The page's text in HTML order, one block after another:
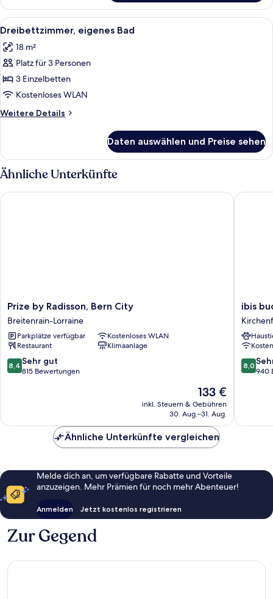
Einzelzimmer,
Gemeinschaftsbad
Alle
Fotos
für
Dreibettzimmer,
eigenes
Bad
anzeigen
Ein ordentlich bezogenes Bett mit
5
Dreibettzimmer, eigenes Bad
18 m²
Platz für 3 Personen
3 Einzelbetten
Kostenloses WLAN
Weitere Details
Weitere
eigenes
Bad
Daten auswählen und Preise sehen
Ähnliche Unterkünfte
Prize
by
Radisson,
Bern
City
Breitenrain-
Lorraine
Prize by Radisson, Bern City
Breitenrain-Lorraine
Parkplätze verfügbar
Kostenloses WLAN
Restaurant
Klimaanlage
8.4
von
Bewertungen
8,4 Sehr gut
815 Bewertungen
Der
Preis
beträgt
133 €
inkl. Steuern & Gebühren
30. Aug.–31. Aug.
Prize by Radisson, Bern City
ibis
budget
Bern
Expo
ibis
8.0
von
8,0
940
ibis
Ähnliche Unterkünfte vergleichen
Melde dich an, um verfügbare Rabatte und Vorteile
anzuzeigen. Mehr Prämien für noch mehr Abenteuer!
Anmelden Jetzt kostenlos registrieren
Zur Gegend